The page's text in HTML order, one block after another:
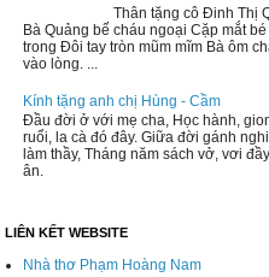
Thân tặng cô Đinh Thị
Bà Quảng bế cháu ngoại Cặp mắt bé
trong Đôi tay tròn mũm mĩm Bà ôm
vào lòng. ...
Kính tặng anh chị Hùng - Cầm
Đầu đời ở với mẹ cha, Học hành,
ruổi, la cà đó đây. Giữa đời gánh
làm thầy, Tháng năm sách vở, vơi
ân.
LIÊN KẾT WEBSITE
Nhà thơ Phạm Hoàng Nam